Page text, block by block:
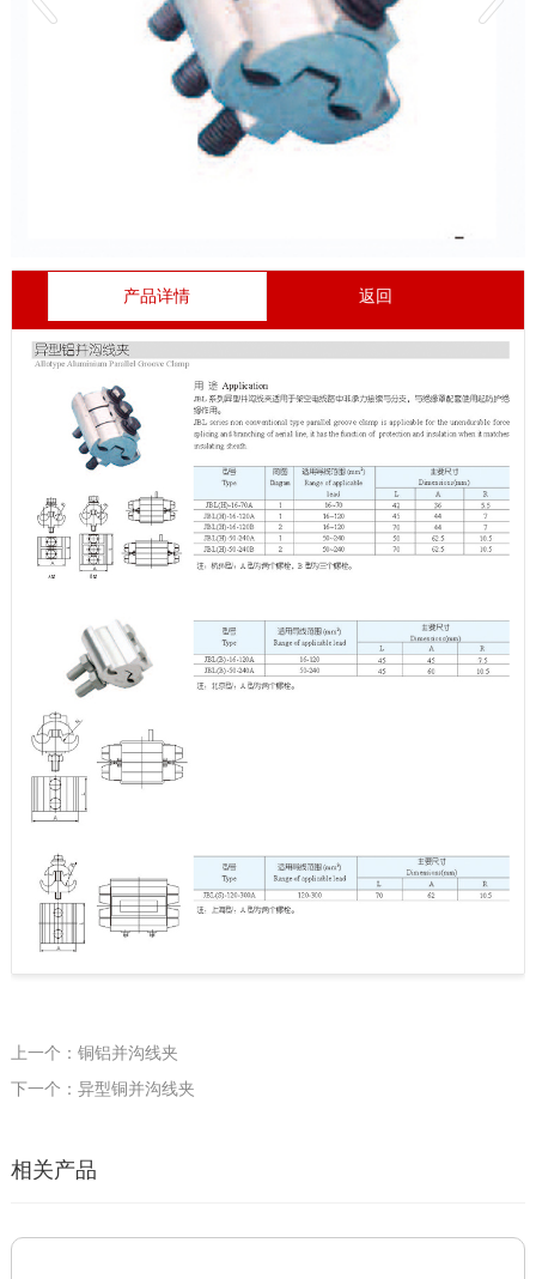
产品详情 返回
上一个：铜铝并沟线夹
下一个：异型铜并沟线夹
相关产品